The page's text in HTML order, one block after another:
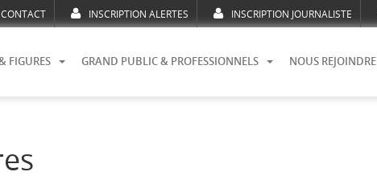
CONTACT INSCRIPTION ALERTES INSCRIPTION JOURNALISTE
FIGURES GRAND PUBLIC & PROFESSIONNELS NOUS REJOINDRE